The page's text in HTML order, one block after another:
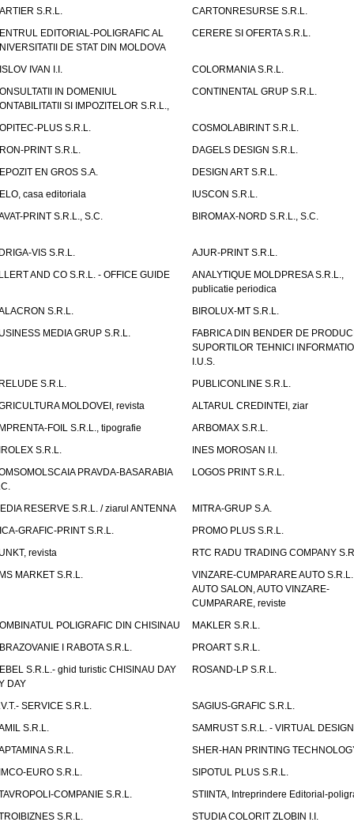
S.R.L.
CARTONRESURSE S.R.L.
EDITORIAL-POLIGRAFIC AL
DE STAT DIN MOLDOVA
CERERE SI OFERTA S.R.L.
IVAN I.I.
COLORMANIA S.R.L.
IN DOMENIUL
SI IMPOZITELOR S.R.L.,
CONTINENTAL GRUP S.R.L.
PLUS S.R.L.
COSMOLABIRINT S.R.L.
PRINT S.R.L.
DAGELS DESIGN S.R.L.
EN GROS S.A.
DESIGN ART S.R.L.
casa editoriala
IUSCON S.R.L.
PRINT S.R.L., S.C.
BIROMAX-NORD S.R.L., S.C.
VIS S.R.L.
AJUR-PRINT S.R.L.
AND CO S.R.L. - OFFICE GUIDE
ANALYTIQUE MOLDPRESA S.R.L.,
publicatie periodica
S.R.L.
BIROLUX-MT S.R.L.
MEDIA GRUP S.R.L.
FABRICA DIN BENDER DE
SUPORTILOR TEHNICI
I.U.S.
S.R.L.
PUBLICONLINE S.R.L.
MOLDOVEI, revista
ALTARUL CREDINTEI, ziar
FOIL S.R.L., tipografie
ARBOMAX S.R.L.
S.R.L.
INES MOROSAN I.I.
PRAVDA-BASARABIA
LOGOS PRINT S.R.L.
RESERVE S.R.L. / ziarul ANTENNA
MITRA-GRUP S.A.
GRAFIC-PRINT S.R.L.
PROMO PLUS S.R.L.
revista
RTC RADU TRADING COMPANY
MARKET S.R.L.
VINZARE-CUMPARARE AUTO
AUTO SALON, AUTO VINZARE-
CUMPARARE, reviste
POLIGRAFIC DIN CHISINAU
MAKLER S.R.L.
I RABOTA S.R.L.
PROART S.R.L.
S.R.L.- ghid turistic CHISINAU DAY
DAY
ROSAND-LP S.R.L.
SERVICE S.R.L.
SAGIUS-GRAFIC S.R.L.
S.R.L.
SAMRUST S.R.L. - VIRTUAL DESIGN
S.R.L.
SHER-HAN PRINTING
EURO S.R.L.
SIPOTUL PLUS S.R.L.
COMPANIE S.R.L.
STIINTA, Intreprindere Editorial-
S.R.L.
STUDIA COLORIT ZLOBIN I.I.